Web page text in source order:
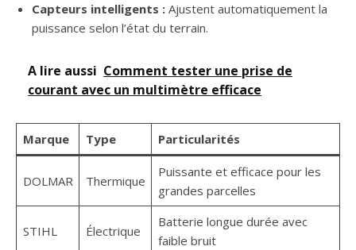
Capteurs intelligents : Ajustent automatiquement la
puissance selon l’état du terrain.
A lire aussi Comment tester une prise de
courant avec un multimètre efficace
Marque Type Particularités
DOLMAR Thermique
Puissante et efficace pour les
grandes parcelles
STIHL Électrique
Batterie longue durée avec
faible bruit